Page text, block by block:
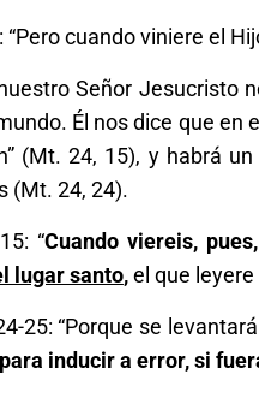
“Pero cuando viniere el
Señor Jesucristo
Él nos dice que en
(Mt. 24, 15), y habrá
(Mt. 24, 24).
“Cuando viereis,
lugar santo,el que leyere
25: “Porque se
para inducir a error, si